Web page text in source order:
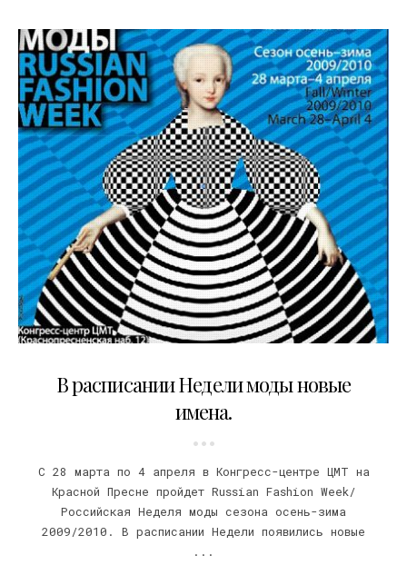
В расписании Недели моды новые
имена.
C 28 марта по 4 апреля в Конгресс-центре ЦМТ на
Красной Пресне пройдет Russian Fashion Week/
Российская Неделя моды сезона осень-зима
2009/2010. В расписании Недели появились новые
...